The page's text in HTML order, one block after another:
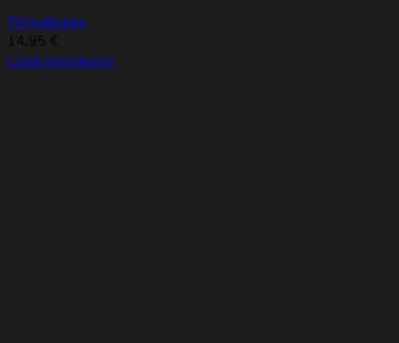
Törmäkukka
14,95 €
Lisää ostoskoriin